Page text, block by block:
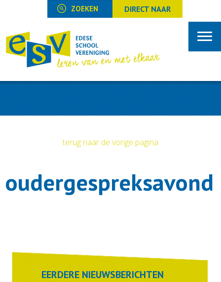
DIRECT NAAR
terug naar de vorige pagina
oudergespreksavond
EERDERE NIEUWSBERICHTEN